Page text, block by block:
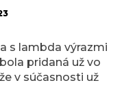
s lambda výrazmi
pridaná už vo
v súčasnosti už